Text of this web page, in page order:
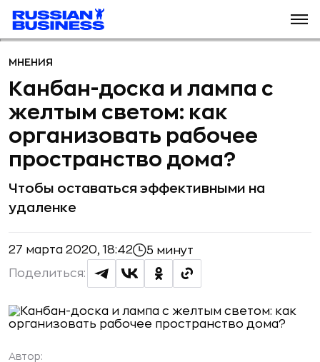
МНЕНИЯ
Канбан-доска и лампа с
желтым светом: как
организовать рабочее
пространство дома?
Чтобы оставаться эффективными на
удаленке
27 марта 2020, 18:42 5 минут
Поделиться:
Автор: